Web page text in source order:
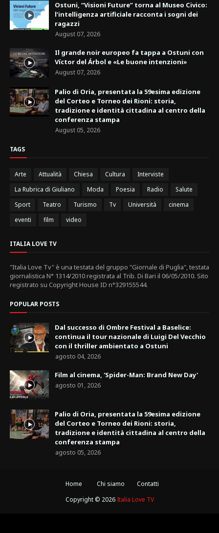
Ostuni, “Visioni Future” torna al Museo Civico:
l’intelligenza artificiale racconta i sogni dei
ragazzi
August 07, 2026
Il grande noir europeo fa tappa a Ostuni con
Víctor del Árbol e «Le buone intenzioni»
August 07, 2026
Palio di Oria, presentata la 59esima edizione
del Corteo e Torneo dei Rioni: storia,
tradizione e identità cittadina al centro della
conferenza stampa
August 05, 2026
TAGS
Arte Attualità Chiesa Cultura
Interviste
La Rubrica di Giuliano
Moda Poesia Radio
Salute
Sport
Teatro Turismo Tv Università
cinema
eventi
film video
ITALIA LOVE TV
"Italia Love Tv" è una testata del gruppo "Giornale di Puglia", testata
giornalistica N° 1314/2010 registrata al Trib. Di Bari il 06/05/2010. Sito
registrato su Copyright House ID n°329155544.
POPULAR POSTS
Dal successo di Ombre Festival a Baselice:
continua il tour nazionale di Luigi Del Vecchio
con il thriller ambientato a Ostuni
agosto 04, 2026
Film al cinema, 'Spider-Man: Brand New Day'
agosto 01, 2026
Palio di Oria, presentata la 59esima edizione
del Corteo e Torneo dei Rioni: storia,
tradizione e identità cittadina al centro della
conferenza stampa
agosto 05, 2026
Home Chi siamo
Contatti
Copyright © 2026 Italia Love TV